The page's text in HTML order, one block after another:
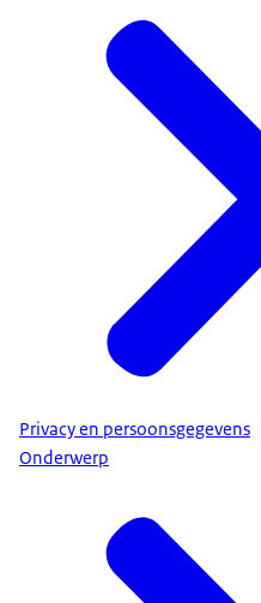
Privacy en persoonsgegevens
Onderwerp